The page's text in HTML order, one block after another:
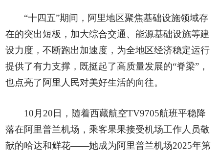
“十四五”期间，阿里地区聚焦基础设施领域存
在的突出短板，加大综合交通、能源基础设施等建
设力度，不断跑出加速度，为全地区经济稳定运行
提供了有力支撑，既挺起了高质量发展的“脊梁”，
也点亮了阿里人民对美好生活的向往。
10月20日，随着西藏航空TV9705航班平稳降
落在阿里普兰机场，乘客果果接受机场工作人员敬
献的哈达和鲜花——她成为阿里普兰机场2025年第